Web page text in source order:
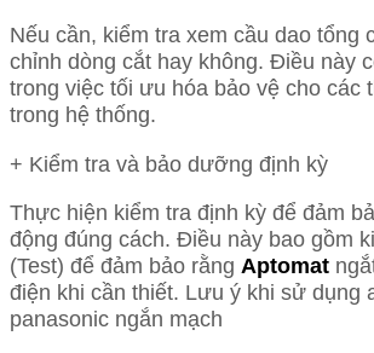
Nếu cần, kiểm tra xem cầu dao tổng
chỉnh dòng cắt hay không. Điều này
trong việc tối ưu hóa bảo vệ cho các
trong hệ thống.
+ Kiểm tra và bảo dưỡng định kỳ
Thực hiện kiểm tra định kỳ để đảm
động đúng cách. Điều này bao gồm
(Test) để đảm bảo rằng Aptomat
điện khi cần thiết. Lưu ý khi sử dụng
panasonic ngắn mạch